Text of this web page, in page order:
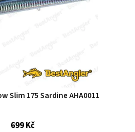
Slim 175 Sardine AHA0011
699 Kč